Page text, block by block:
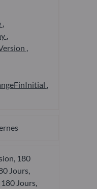
180
Jours,
Jours,